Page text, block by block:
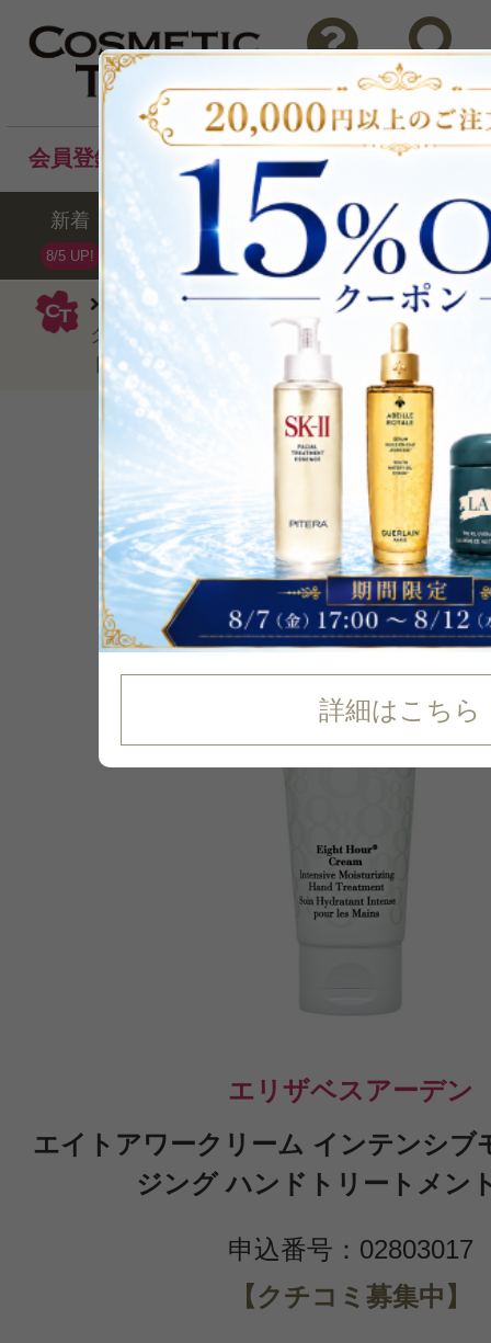
エリザベスアーデン
ハンドクリーム・
クリーム インテンシブモイスチャライジン
ト75ml
問い合わせ 検索
会員登録後のお買い物でポイントプレゼント！
新着
8/5 UP!
セール ランキング ブ
詳細はこちら
超ロングセラーハンド
P可 残り1点
エリザベスアーデン
エイトアワークリーム インテンシブ
ジング ハンドトリートメン
申込番号：02803017
【クチコミ募集中】